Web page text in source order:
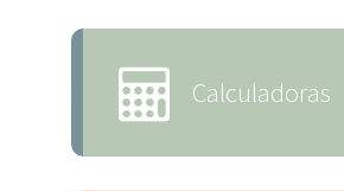
Calculadoras